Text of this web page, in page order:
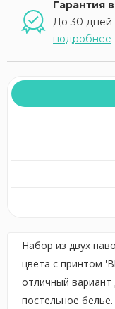
Гарантия
До 30 дней
подробнее
Набор из двух
цвета с принтом
отличный вариант
постельное